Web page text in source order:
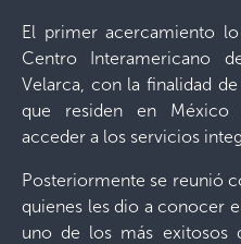
El primer acercamiento
Centro Interamericano
Velarca, con la finalidad
que residen en México
acceder a los servicios
Posteriormente se reunió
quienes les dio a conocer
uno de los más exitosos